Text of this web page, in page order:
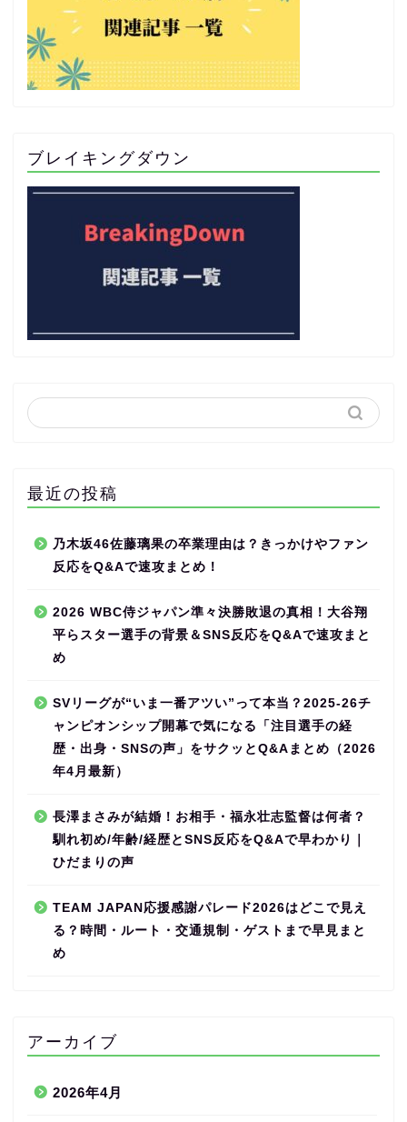
ブレイキングダウン
最近の投稿
乃木坂46佐藤璃果の卒業理由は？きっかけやファン
反応をQ&Aで速攻まとめ！
2026 WBC侍ジャパン準々決勝敗退の真相！大谷翔
平らスター選手の背景＆SNS反応をQ&Aで速攻まと
め
SVリーグが“いま一番アツい”って本当？2025-26チ
ャンピオンシップ開幕で気になる「注目選手の経
歴・出身・SNSの声」をサクッとQ&Aまとめ（2026
年4月最新）
長澤まさみが結婚！お相手・福永壮志監督は何者？
馴れ初め/年齢/経歴とSNS反応をQ&Aで早わかり｜
ひだまりの声
TEAM JAPAN応援感謝パレード2026はどこで見え
る？時間・ルート・交通規制・ゲストまで早見まと
め
アーカイブ
2026年4月